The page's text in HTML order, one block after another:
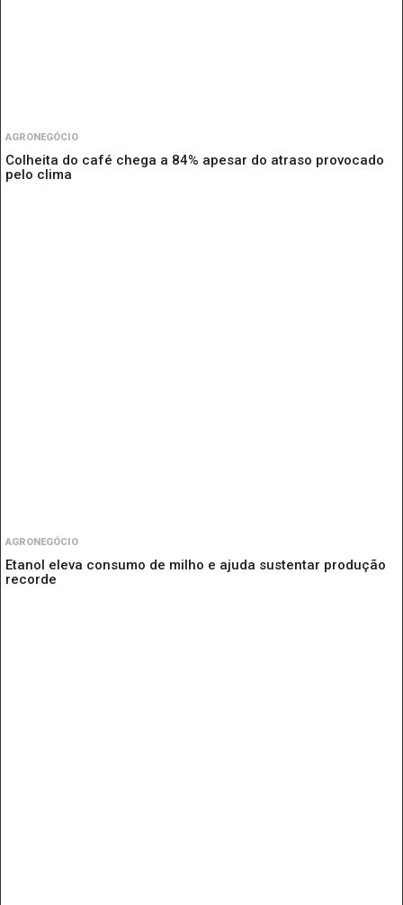
AGRONEGÓCIO
Colheita do café chega a 84% apesar do atraso provocado
pelo clima
AGRONEGÓCIO
Etanol eleva consumo de milho e ajuda sustentar produção
recorde